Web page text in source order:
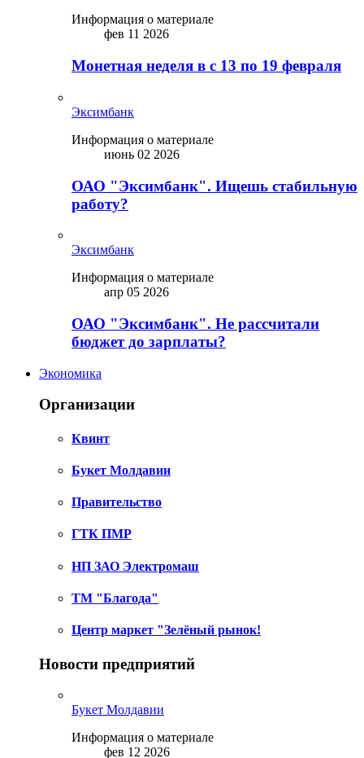
Информация о материале
фев 11 2026
Монетная неделя в с 13 по 19 февраля
Эксимбанк
Информация о материале
июнь 02 2026
ОАО "Эксимбанк". Ищешь стабильную
работу?
Эксимбанк
Информация о материале
апр 05 2026
ОАО "Эксимбанк". Не рассчитали
бюджет до зарплаты?
Экономика
Организации
Квинт
Букет Молдавии
Правительство
ГТК ПМР
НП ЗАО Электромаш
ТМ "Благода"
Центр маркет "Зелёный рынок!
Новости предприятий
Букет Молдавии
Информация о материале
фев 12 2026